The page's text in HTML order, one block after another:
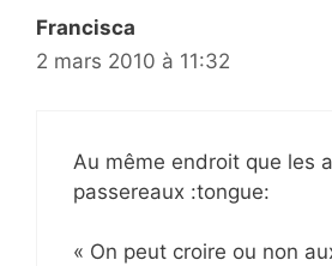
Francisca
2 mars 2010 à 11:32
Au même endroit que les
passereaux :tongue:
« On peut croire ou non